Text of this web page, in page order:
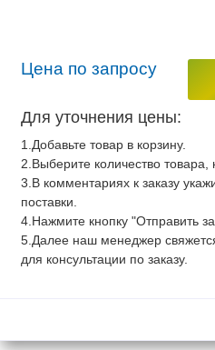
Цена по запросу
Для уточнения цены:
1.Добавьте товар в корзину.
2.Выберите количество
3.В комментариях к заказу
поставки.
4.Нажмите кнопку "Отправить
5.Далее наш менеджер
для консультации по заказу.